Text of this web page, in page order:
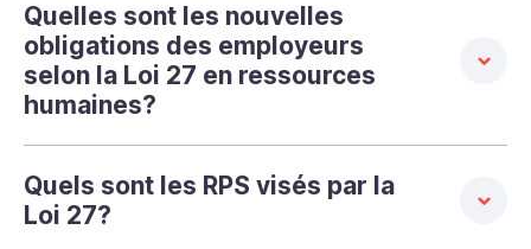
Quelles sont les nouvelles
obligations des employeurs
selon la Loi 27 en ressources
humaines?
Quels sont les RPS visés par la
Loi 27?